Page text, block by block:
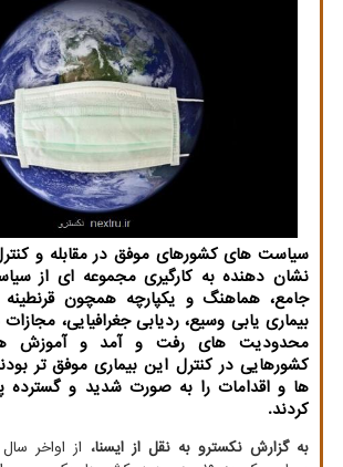
نشان دهنده به کارگیری مجموعه ای از
جامع، هماهنگ و یکپارچه همچون قرنطینه
بیماری یابی وسیع، ردیابی جغرافیایی،
محدودیت های رفت و آمد و آموزش
کشورهایی در کنترل این بیماری موفق تر
ها و اقدامات را به صورت شدید و گسترده
کردند.
به گزارش نکسترو به نقل از ایسنا،